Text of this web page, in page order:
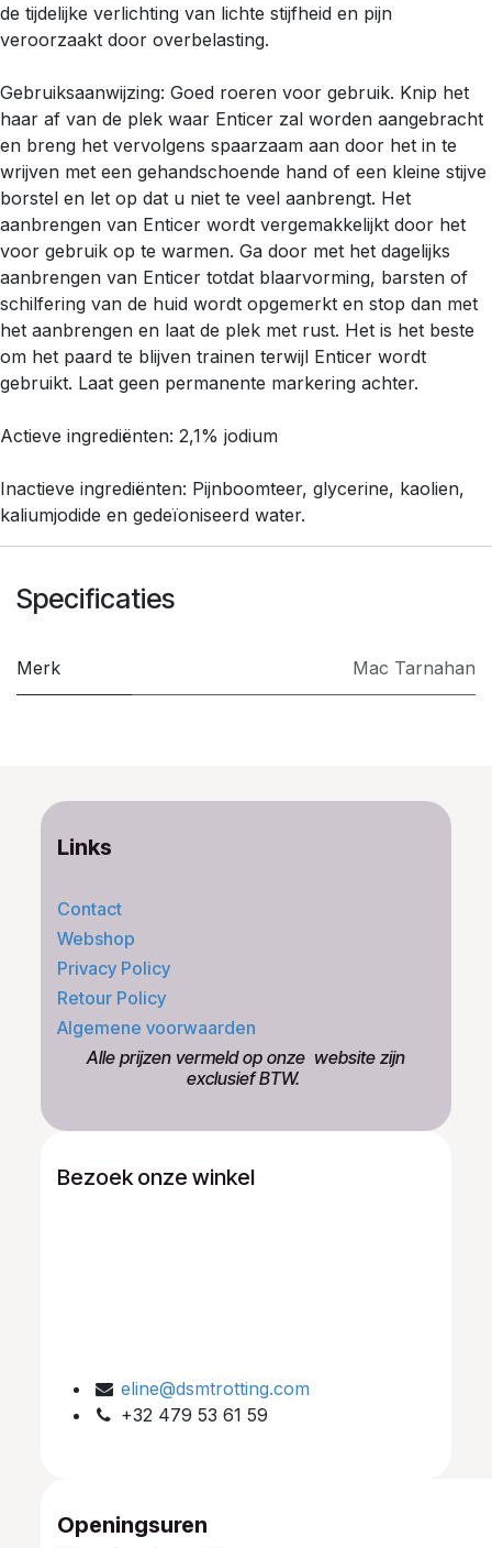
de tijdelijke verlichting van lichte stijfheid en pijn
veroorzaakt door overbelasting.
Gebruiksaanwijzing: Goed roeren voor gebruik. Knip het
haar af van de plek waar Enticer zal worden aangebracht
en breng het vervolgens spaarzaam aan door het in te
wrijven met een gehandschoende hand of een kleine stijve
borstel en let op dat u niet te veel aanbrengt. Het
aanbrengen van Enticer wordt vergemakkelijkt door het
voor gebruik op te warmen. Ga door met het dagelijks
aanbrengen van Enticer totdat blaarvorming, barsten of
schilfering van de huid wordt opgemerkt en stop dan met
het aanbrengen en laat de plek met rust. Het is het beste
om het paard te blijven trainen terwijl Enticer wordt
gebruikt. Laat geen permanente markering achter.
Actieve ingrediënten: 2,1% jodium
Inactieve ingrediënten: Pijnboomteer, glycerine, kaolien,
kaliumjodide en gedeïoniseerd water.
Specificaties
Merk Mac Tarnahan
Links
Contact
Webshop
Privacy Policy
Retour Policy
Algemene voorwaarden
​Alle prijzen vermeld op onze ​website zijn
exclusief BTW.
Bezoek onze winkel
eline@dsmtrotting.com
+32 479 53 61 59
Openingsuren